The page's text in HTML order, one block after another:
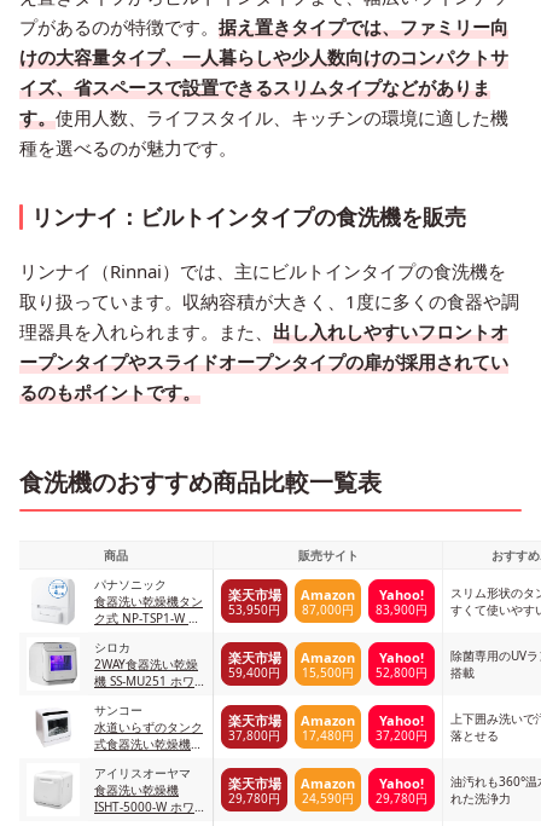
プがあるのが特徴です。 据え置きタイプでは、ファミリー向
けの大容量タイプ、一人暮らしや少人数向けのコンパクトサ
イズ、省スペースで設置できるスリムタイプなどがありま
す。使用人数、ライフスタイル、キッチンの環境に適した機
種を選べるのが魅力です。
リンナイ：ビルトインタイプの食洗機を販売
リンナイ（Rinnai）では、主にビルトインタイプの食洗機を
取り扱っています。収納容積が大きく、1度に多くの食器や調
理器具を入れられます。また、 出し入れしやすいフロントオ
ープンタイプやスライドオープンタイプの扉が採用されてい
るのもポイントです。
食洗機のおすすめ商品比較一覧表
商品 販売サイト
おすす
パナソニック
食器洗い乾燥機タン
ク式 NP-TSP1-W ホ
楽天市場
53,950円
Amazon
87,000円
Yahoo!
83,900円
スリム形状のタ
すくて使いやす
シロカ
2WAY食器洗い乾燥
機 SS-MU251 ホワ
楽天市場
59,400円
Amazon
15,500円
Yahoo!
52,800円
除菌専用のUV
搭載
サンコー
水道いらずのタンク
式食器洗い乾燥機
ワイト
楽天市場
37,800円
Amazon
17,480円
Yahoo!
37,200円
上下囲み洗いで
落とせる
アイリスオーヤマ
食器洗い乾燥機
ISHT-5000-W ホワ
楽天市場
29,780円
Amazon
24,590円
Yahoo!
29,780円
油汚れも360°
れた洗浄力